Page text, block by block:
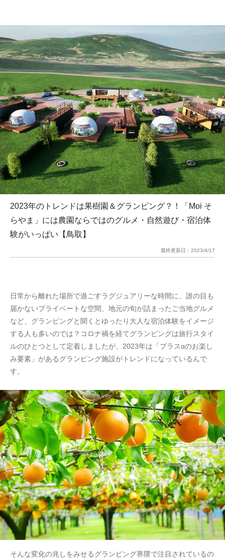
2023年のトレンドは果樹園＆グランピング？！「Moi そ
らやま」には農園ならではのグルメ・自然遊び・宿泊体
験がいっぱい【鳥取】
最終更新日： 2023/4/17
日常から離れた場所で過ごすラグジュアリーな時間に、誰の目も
届かないプライベートな空間、地元の旬が詰まったご当地グルメ
など、グランピングと聞くとゆったり大人な宿泊体験をイメージ
する人も多いのでは？コロナ禍を経てグランピングは旅行スタイ
ルのひとつとして定着しましたが、2023年は「プラスαのお楽し
み要素」があるグランピング施設がトレンドになっているんで
す。
そんな変化の兆しをみせるグランピング界隈で注目されているの